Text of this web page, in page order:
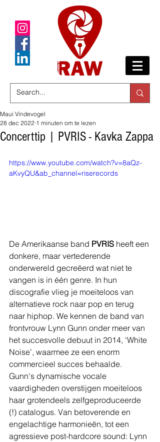
Concerttip | PVRIS - Kavka Zappa
Maui Vindevogel
28 dec 2022 1 minuten om te lezen
https://www.youtube.com/watch?v=8aQz-
aKvyQU&ab_channel=riserecords
De Amerikaanse band PVRIS heeft een
donkere, maar vertederende
onderwereld gecreëerd wat niet te
vangen is in één genre. In hun
discografie vlieg je moeiteloos van
alternatieve rock naar pop en terug
naar hiphop. We kennen de band van
frontvrouw Lynn Gunn onder meer van
het succesvolle debuut in 2014, ‘White
Noise’, waarmee ze een enorm
commercieel succes behaalde.
Gunn's dynamische vocale
vaardigheden overstijgen moeiteloos
haar grotendeels zelfgeproduceerde
(!) catalogus. Van betoverende en
engelachtige harmonieën, tot een
agressieve post-hardcore sound: Lynn